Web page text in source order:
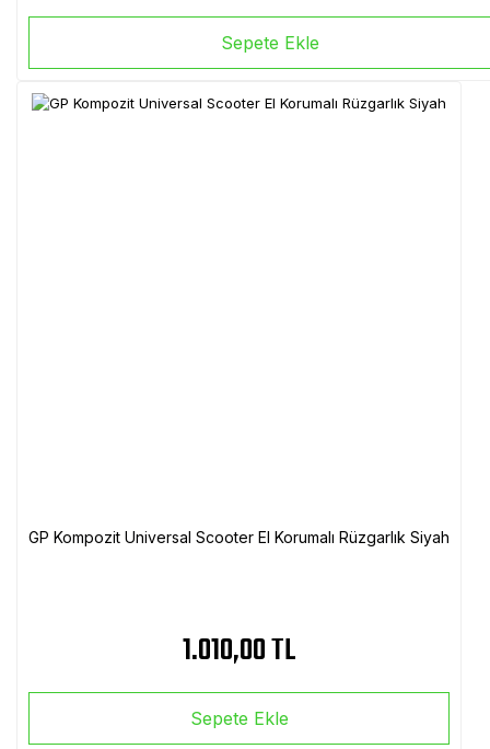
Sepete Ekle
GP Kompozit Universal Scooter El Korumalı Rüzgarlık Siyah
1.010,00 TL
Sepete Ekle